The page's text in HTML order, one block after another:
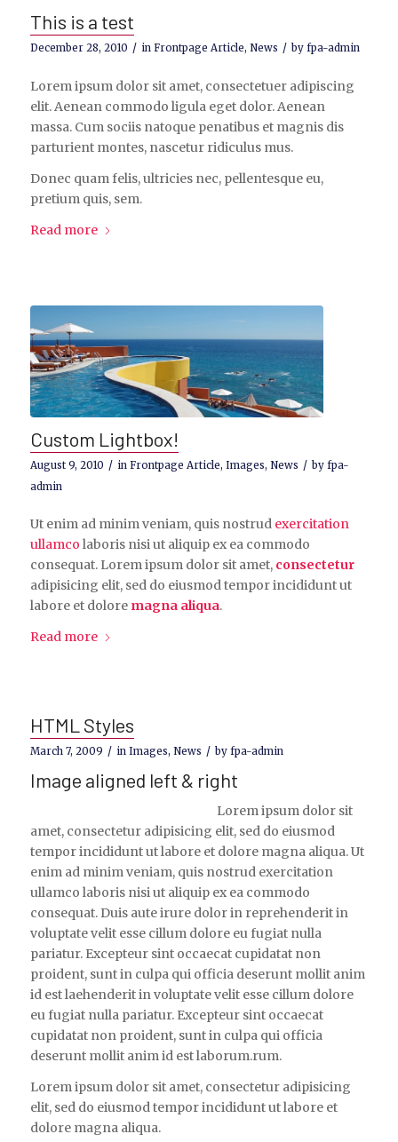
This is a test
December 28, 2010 / in Frontpage Article, News / by fpa-admin
Lorem ipsum dolor sit amet, consectetuer adipiscing
elit. Aenean commodo ligula eget dolor. Aenean
massa. Cum sociis natoque penatibus et magnis dis
parturient montes, nascetur ridiculus mus.
Donec quam felis, ultricies nec, pellentesque eu,
pretium quis, sem.
Read more
Custom Lightbox!
August 9, 2010 / in Frontpage Article, Images, News / by fpa-
admin
Ut enim ad minim veniam, quis nostrud exercitation
ullamco laboris nisi ut aliquip ex ea commodo
consequat. Lorem ipsum dolor sit amet, consectetur
adipisicing elit, sed do eiusmod tempor incididunt ut
labore et dolore magna aliqua.
Read more
HTML Styles
March 7, 2009 / in Images, News / by fpa-admin
Image aligned left & right
Lorem ipsum dolor sit
amet, consectetur adipisicing elit, sed do eiusmod
tempor incididunt ut labore et dolore magna aliqua. Ut
enim ad minim veniam, quis nostrud exercitation
ullamco laboris nisi ut aliquip ex ea commodo
consequat. Duis aute irure dolor in reprehenderit in
voluptate velit esse cillum dolore eu fugiat nulla
pariatur. Excepteur sint occaecat cupidatat non
proident, sunt in culpa qui officia deserunt mollit anim
id est laehenderit in voluptate velit esse cillum dolore
eu fugiat nulla pariatur. Excepteur sint occaecat
cupidatat non proident, sunt in culpa qui officia
deserunt mollit anim id est laborum.rum.
Lorem ipsum dolor sit amet, consectetur adipisicing
elit, sed do eiusmod tempor incididunt ut labore et
dolore magna aliqua.